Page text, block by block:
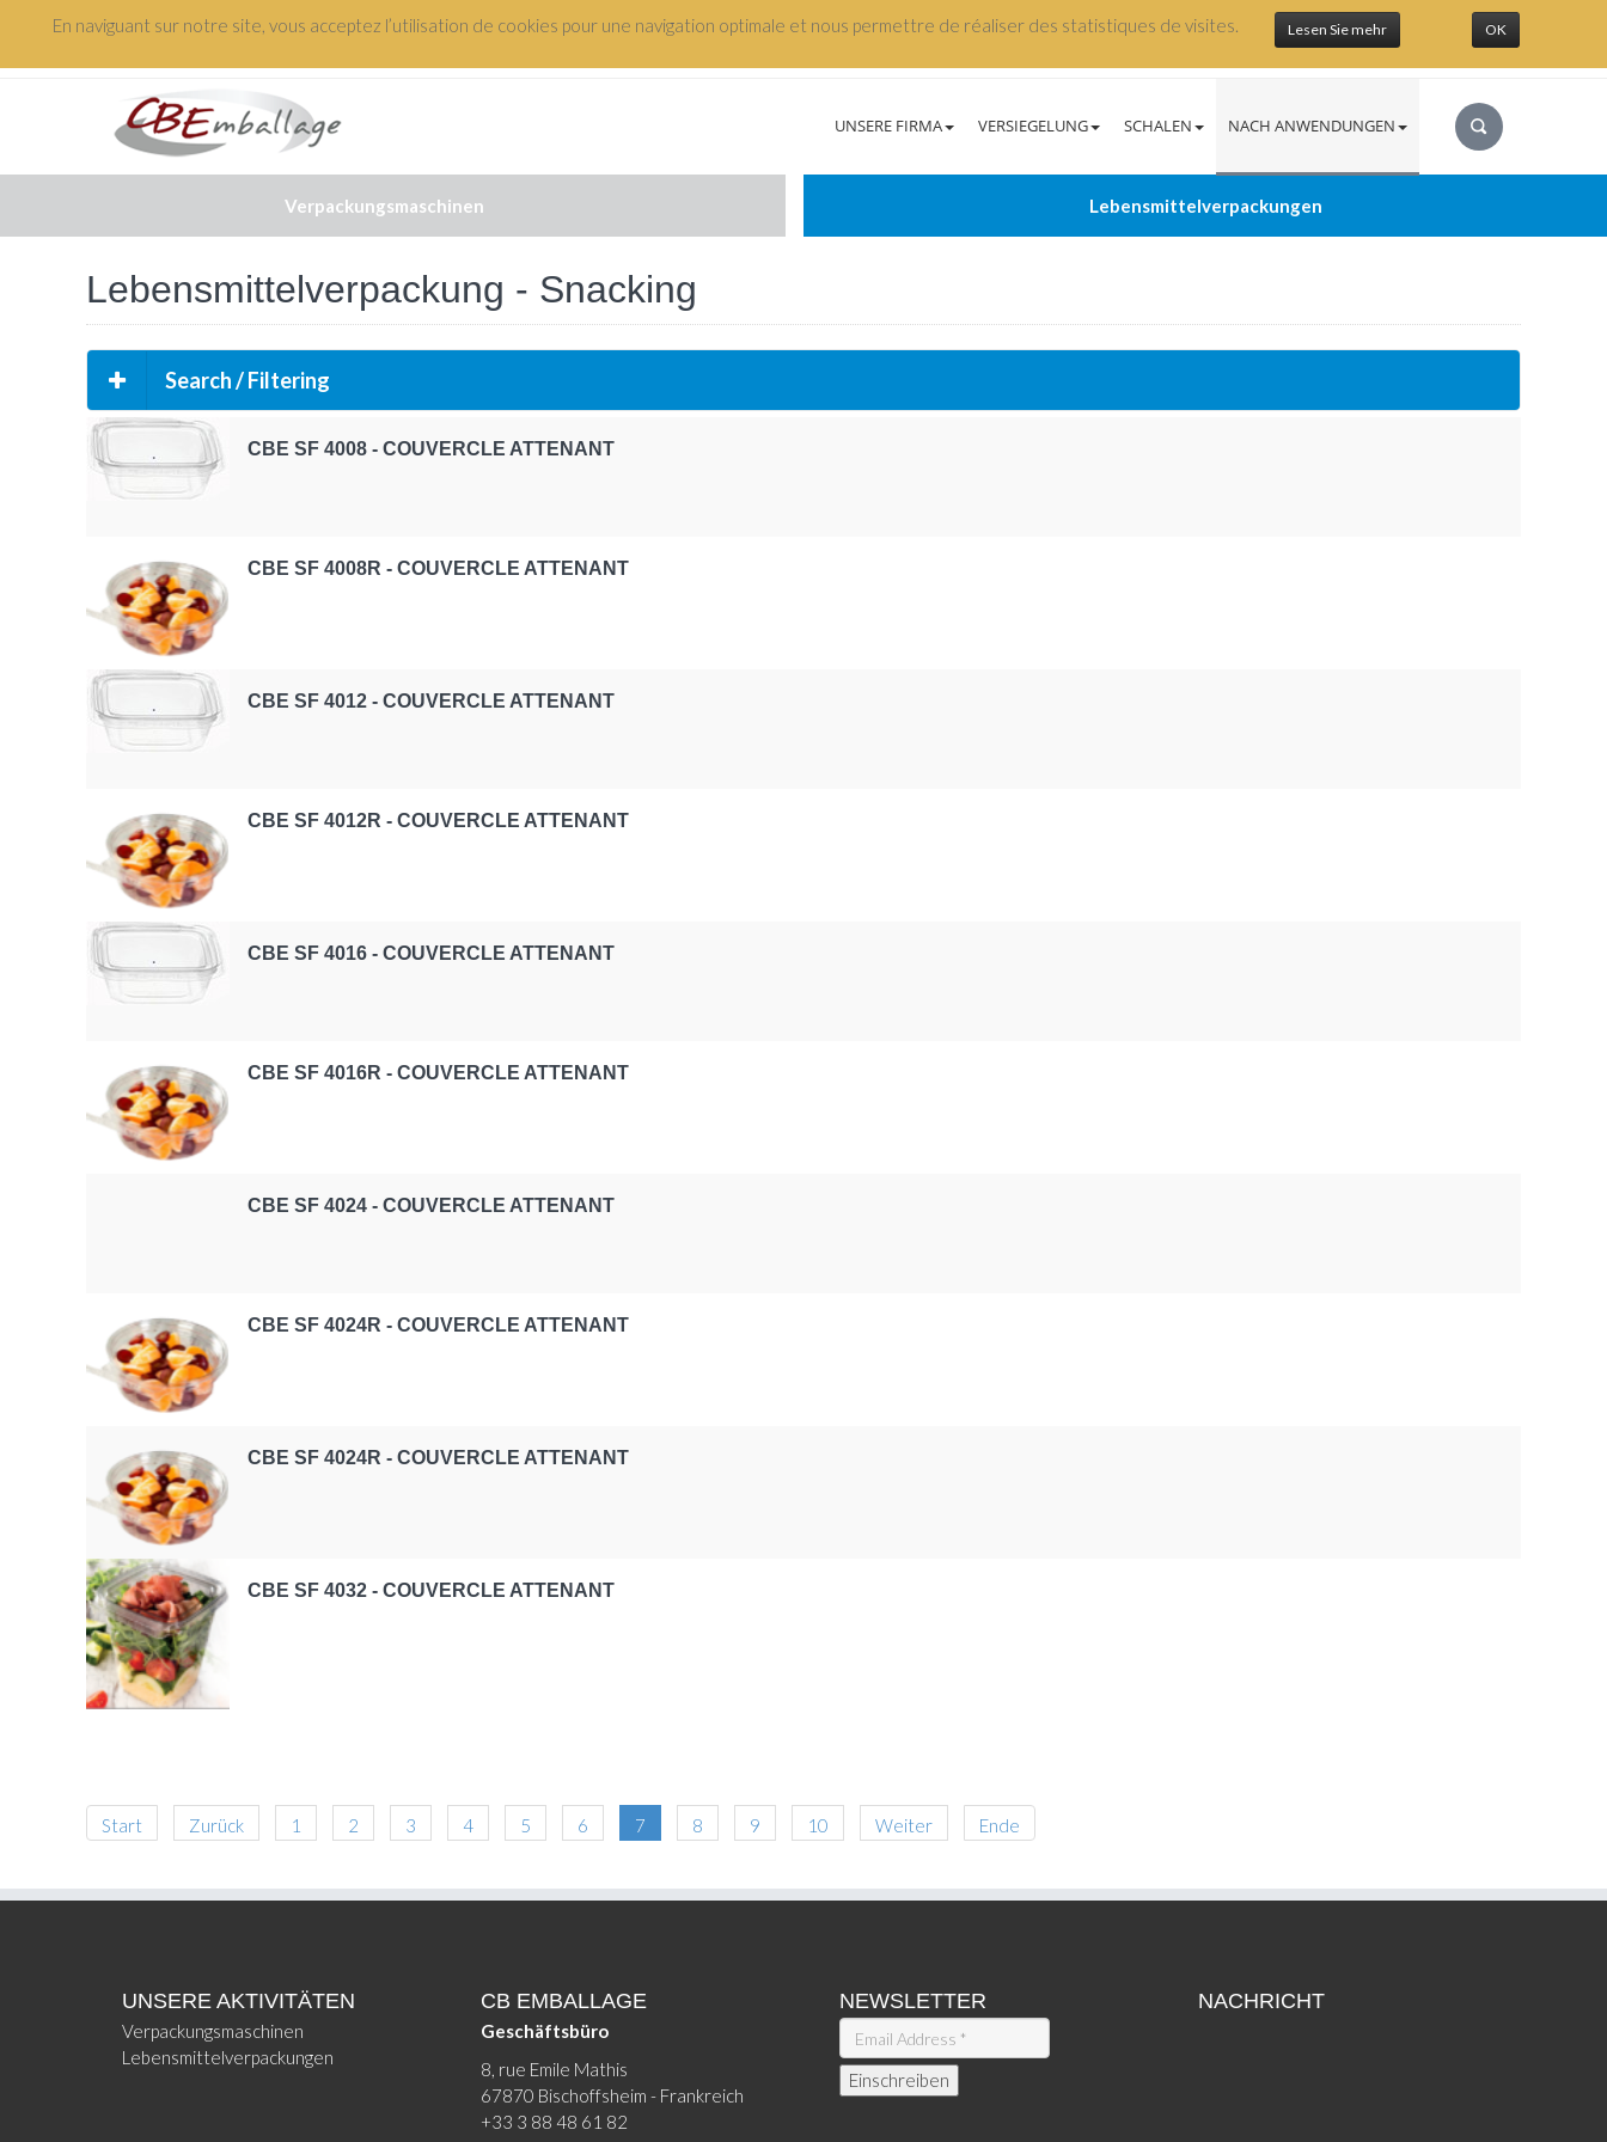
En naviguant sur notre site, vous acceptez l’utilisation de cookies pour une navigation optimale et nous permettre de réaliser des statistiques de visites. Lesen Sie mehr OK
+(33) 3 88 48 61 82
UNSERE FIRMA VERSIEGELUNG SCHALEN NACH ANWENDUNGEN
Verpackungsmaschinen Lebensmittelverpackungen
Lebensmittelverpackung - Snacking
Search / Filtering
CBE SF 4008 - COUVERCLE ATTENANT
CBE SF 4008R - COUVERCLE ATTENANT
CBE SF 4012 - COUVERCLE ATTENANT
CBE SF 4012R - COUVERCLE ATTENANT
CBE SF 4016 - COUVERCLE ATTENANT
CBE SF 4016R - COUVERCLE ATTENANT
CBE SF 4024 - COUVERCLE ATTENANT
CBE SF 4024R - COUVERCLE ATTENANT
CBE SF 4024R - COUVERCLE ATTENANT
CBE SF 4032 - COUVERCLE ATTENANT
Start Zurück 1 2 3 4 5 6 7 8 9 10 Weiter Ende
UNSERE AKTIVITÄTEN
Verpackungsmaschinen
Lebensmittelverpackungen
CB EMBALLAGE
Geschäftsbüro
8, rue Emile Mathis
67870 Bischoffsheim - Frankreich
+33 3 88 48 61 82
NEWSLETTER NACHRICHT